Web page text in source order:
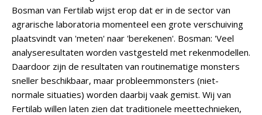
Bosman van Fertilab wijst erop dat er in de sector van
agrarische laboratoria momenteel een grote verschuiving
plaatsvindt van 'meten' naar 'berekenen'. Bosman: 'Veel
analyseresultaten worden vastgesteld met rekenmodellen.
Daardoor zijn de resultaten van routinematige monsters
sneller beschikbaar, maar probleemmonsters (niet-
normale situaties) worden daarbij vaak gemist. Wij van
Fertilab willen laten zien dat traditionele meettechnieken,